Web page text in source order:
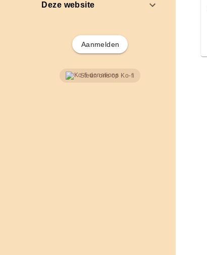
Deze website
Aanmelden
Steun ons op Ko-fi